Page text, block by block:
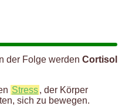
der Folge werden Cortisol
Stress, der Körper
sich zu bewegen.